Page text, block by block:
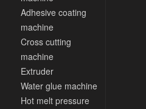
Adhesive coating
machine
Cross cutting
machine
Extruder
Water glue machine
Hot melt pressure